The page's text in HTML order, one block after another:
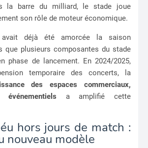
la barre du milliard, le stade joue
son rôle de moteur économique.
avait déjà été amorcée la saison
que plusieurs composantes du stade
phase de lancement. En 2024/2025,
temporaire des concerts, la
des espaces commerciaux,
a amplifié cette
hors jours de match :
nouveau modèle